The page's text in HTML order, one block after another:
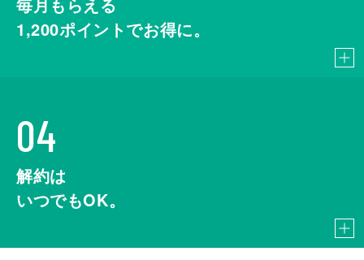
1,200ポイントでお得に。
04
解約は
いつでもOK。